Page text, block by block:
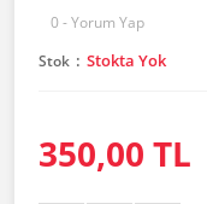
0 - Yorum Yap
Stok
Stokta Yok
350,00 TL